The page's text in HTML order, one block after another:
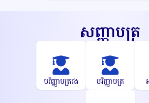
ការចុះបញ្ជី និងវិស័យរៀបចំដែ
ដើម្បីបង្កើនការយល់ដឹង
ត្រូវប្រកបដោយនីតិវិធី
និងតាមបទប្បញ្ញ
បញ្ហាដែលជាប្រឈមនៅកម្ពុជា។
សញ្ញាបត្រ
បរិញ្ញាបត្ររង បរិញ្ញាបត្រ